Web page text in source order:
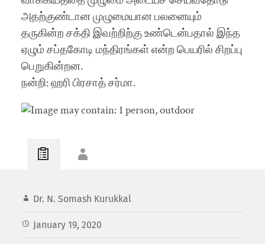
அதற்குண்டான முழுமையான பலனையும்
தருகின்ற சக்தி இவற்றிற்கு உண்டென்பதால் இந்த
ஏழும் சப்தகோடி மந்திரங்கள் என்ற பெயரில் சிறப்பு
பெறுகின்றன.
நன்றி: ஹரி பிரசாத் சர்மா.
Dr. N. Somash Kurukkal
January 19, 2020